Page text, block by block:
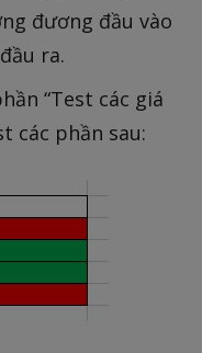
đương đầu vào
ra.
“Test các giá
các phần sau: